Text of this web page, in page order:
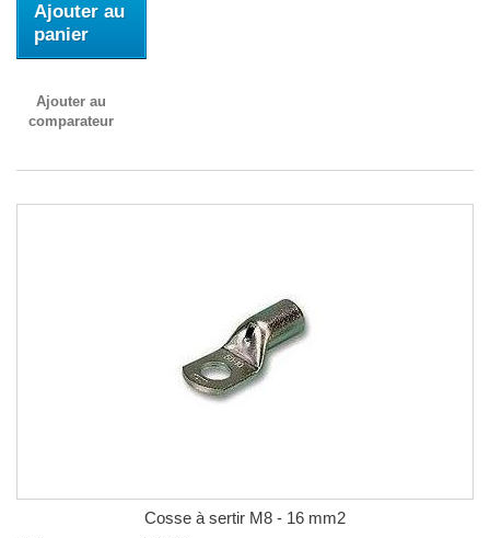
Ajouter au
panier
Ajouter au
comparateur
Cosse à sertir M8 - 16 mm2